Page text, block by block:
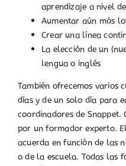
aprendizaje a nivel
Aumentar aún más
Crear una línea
La elección de un
lengua o inglés
También ofrecemos varios
días y de un solo día para
coordinadores de
por un formador experto.
acuerda en función de las
o de la escuela. Todas las